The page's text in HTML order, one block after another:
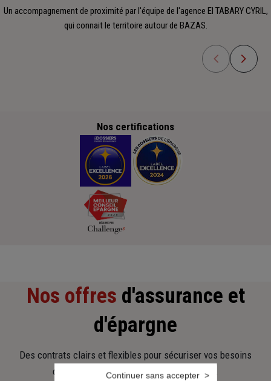
Un accompagnement de proximité par l'équipe de l'agence EI TABARY CYRIL,
qui connait le territoire autour de BAZAS.
Nos certifications
Nos offres d'assurance et
d'épargne
Des contrats clairs et flexibles pour sécuriser vos besoins
d’aujourd’hui et anticiper ceux de demain.
Continuer sans accepter